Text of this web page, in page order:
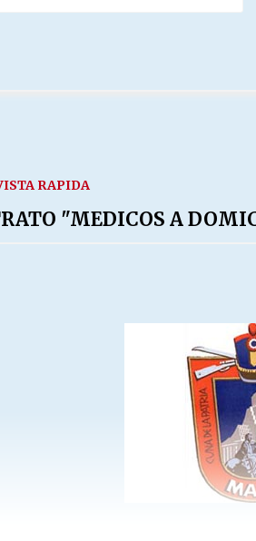
RAPIDA
"MEDICOS A